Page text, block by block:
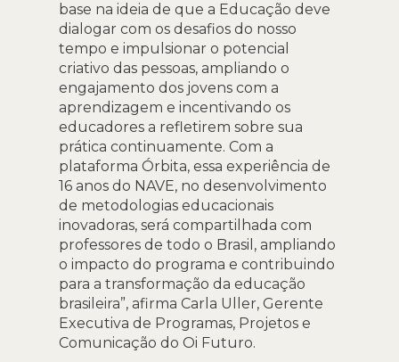
base na ideia de que a Educação deve
dialogar com os desafios do nosso
tempo e impulsionar o potencial
criativo das pessoas, ampliando o
engajamento dos jovens com a
aprendizagem e incentivando os
educadores a refletirem sobre sua
prática continuamente. Com a
plataforma Órbita, essa experiência de
16 anos do NAVE, no desenvolvimento
de metodologias educacionais
inovadoras, será compartilhada com
professores de todo o Brasil, ampliando
o impacto do programa e contribuindo
para a transformação da educação
brasileira”, afirma Carla Uller, Gerente
Executiva de Programas, Projetos e
Comunicação do Oi Futuro.